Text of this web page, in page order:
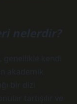
nelerdir?
kendi
akademik
bir dizi
tartışılır ve